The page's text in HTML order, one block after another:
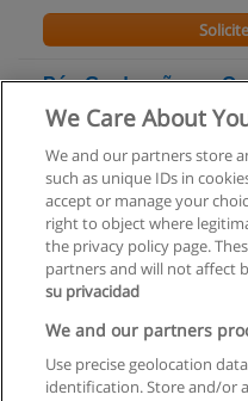
Pós-Graduação em
CESPU - Cooperativa de
We Care About
We and our partners store
such as unique IDs in
accept or manage your
right to object where
the privacy policy page.
partners and will not affect
su privacidad
We and our partners
Use precise geolocation
identification. Store and/or